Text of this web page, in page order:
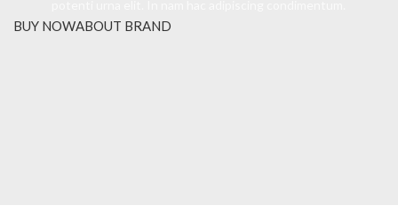
BUY NOWABOUT BRAND